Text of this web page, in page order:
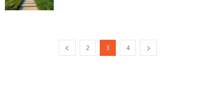
2 3 4